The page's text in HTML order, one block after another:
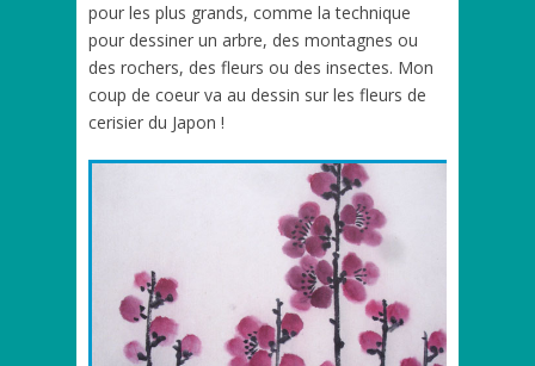
pour les plus grands, comme la technique
pour dessiner un arbre, des montagnes ou
des rochers, des fleurs ou des insectes. Mon
coup de coeur va au dessin sur les fleurs de
cerisier du Japon !